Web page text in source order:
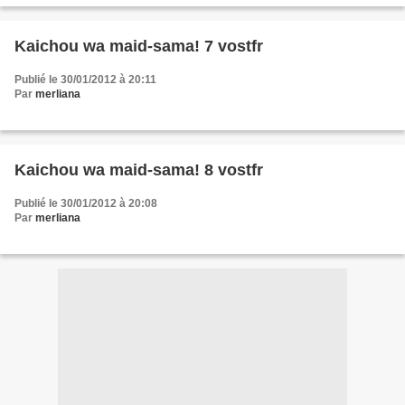
Kaichou wa maid-sama! 7 vostfr
Publié le 30/01/2012 à 20:11
Par merliana
Kaichou wa maid-sama! 8 vostfr
Publié le 30/01/2012 à 20:08
Par merliana